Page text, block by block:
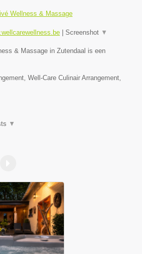
Wellness & Massage
| Screenshot ▼
& Massage in Zutendaal is een
Well-Care Culinair Arrangement,
▼